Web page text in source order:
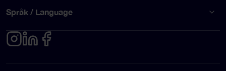
Språk / Language